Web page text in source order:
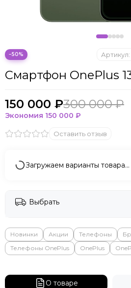
−50%
Смартфон OnePlus
Артикул:
Оставить отзыв
150 000 ₽300 000 ₽
Экономия 150 000 ₽
Загружаем варианты товара…
Выбрать
Новинки Акции Телефоны
Телефоны OnePlus
OnePlus
О товаре